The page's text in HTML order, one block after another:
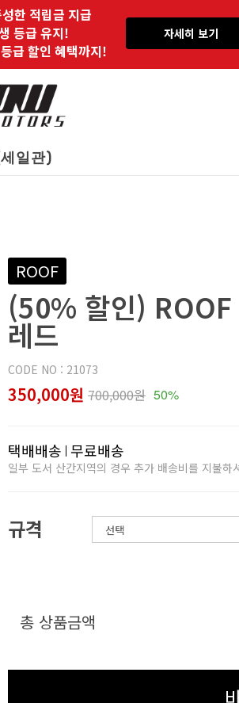
한 적립금 지급
등급 유지!
급 할인 혜택까지!
자세히 보기
일관)
ROOF
(50% 할인)
레드
CODE NO : 21073
350,000원 700,000원 50%
택배배송 무료배송
일부 도서 산간지역의 경우 추가 배송비를 지불하
규격
총 상품금액